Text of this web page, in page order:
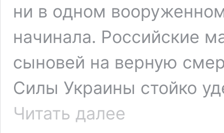
ни в одном
начинала. Российские
сыновей на верную
Силы Украины стойко
Читать далее